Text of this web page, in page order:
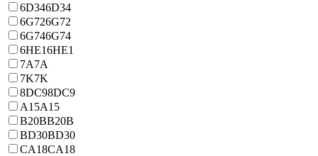
6D346D34
6G726G72
6G746G74
6HE16HE1
7A7A
7K7K
8DC98DC9
A15A15
B20BB20B
BD30BD30
CA18CA18